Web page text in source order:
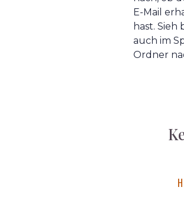
E-Mail
hast. Sieh
auch im
Ordner